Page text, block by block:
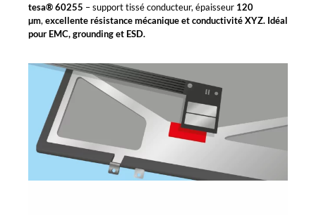
tesa® 60255 – support tissé conducteur, épaisseur 120
µm, excellente résistance mécanique et conductivité XYZ. Idéal
pour EMC, grounding et ESD.